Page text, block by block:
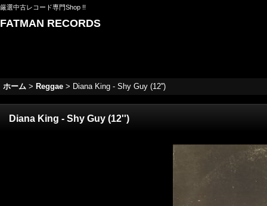
厳選中古レコード専門Shop !!
FATMAN RECORDS
ホーム > Reggae > Diana King - Shy Guy (12'')
Diana King - Shy Guy (12'')